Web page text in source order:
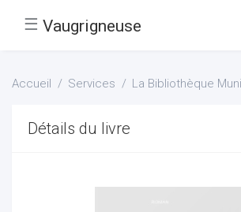
☰ Vaugrigneuse
Accueil Services La Bibliothèque
Détails du livre